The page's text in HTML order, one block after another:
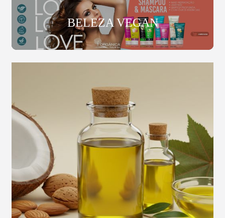
BELEZA VEGAN